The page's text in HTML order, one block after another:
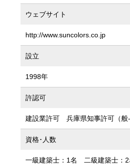
ウェブサイト
http://www.suncolors.co.jp
設立
1998年
許認可
建設業許可 兵庫県知事許可（般
資格･人数
一級建築士：1名 二級建築士：